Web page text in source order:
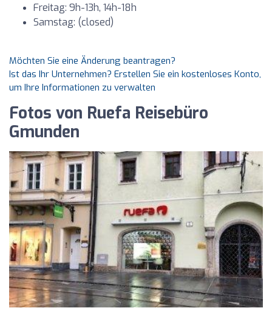
Freitag: 9h-13h, 14h-18h
Samstag: (closed)
Möchten Sie eine Änderung beantragen?
Ist das Ihr Unternehmen? Erstellen Sie ein kostenloses Konto,
um Ihre Informationen zu verwalten
Fotos von Ruefa Reisebüro
Gmunden